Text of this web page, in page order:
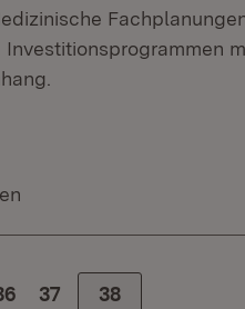
Seite
Zur Seite
37 Zur Seite
38